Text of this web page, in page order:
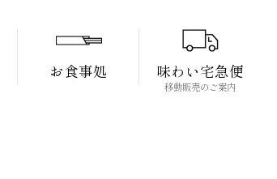
お食事処 味わい宅急便
移動販売のご案内